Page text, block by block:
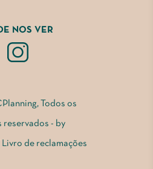
NOS VER
Todos os
reservados - by
Livro de reclamações